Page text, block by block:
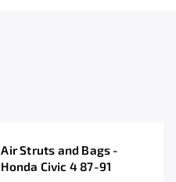
Air Struts and Bags -
Honda Civic 4 87-91